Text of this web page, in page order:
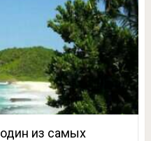
из самых